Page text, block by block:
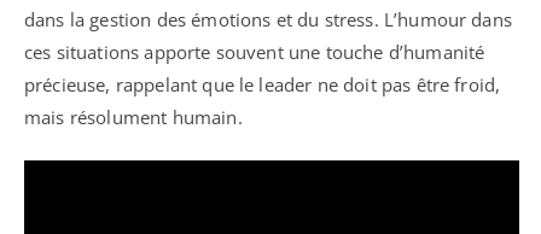
dans la gestion des émotions et du stress. L’humour dans
ces situations apporte souvent une touche d’humanité
précieuse, rappelant que le leader ne doit pas être froid,
mais résolument humain.